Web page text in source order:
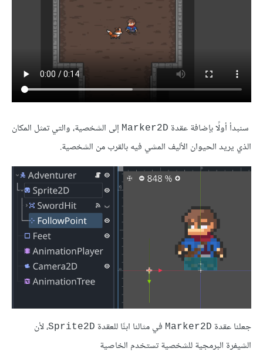
سنبدأ أولًا بإضافة عقدة Marker2D إلى الشخصية، والتي تمثل المكان
الذي يريد الحيوان الأليف المشي فيه بالقرب من الشخصية.
جعلنا عقدة Marker2D في مثالنا ابنًا للعقدة Sprite2D، لأن
الشيفرة البرمجية للشخصية تستخدم الخاصية